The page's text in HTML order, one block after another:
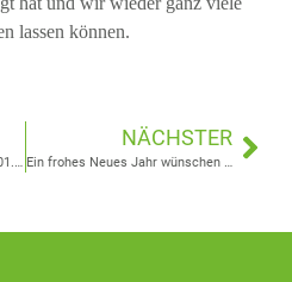
lassen können.
Kuschel-Preisanpassung zum 01.02.2023
NÄCHSTER
Ein frohes Neues Jahr wünschen die Shettys 🎉🥳🍀